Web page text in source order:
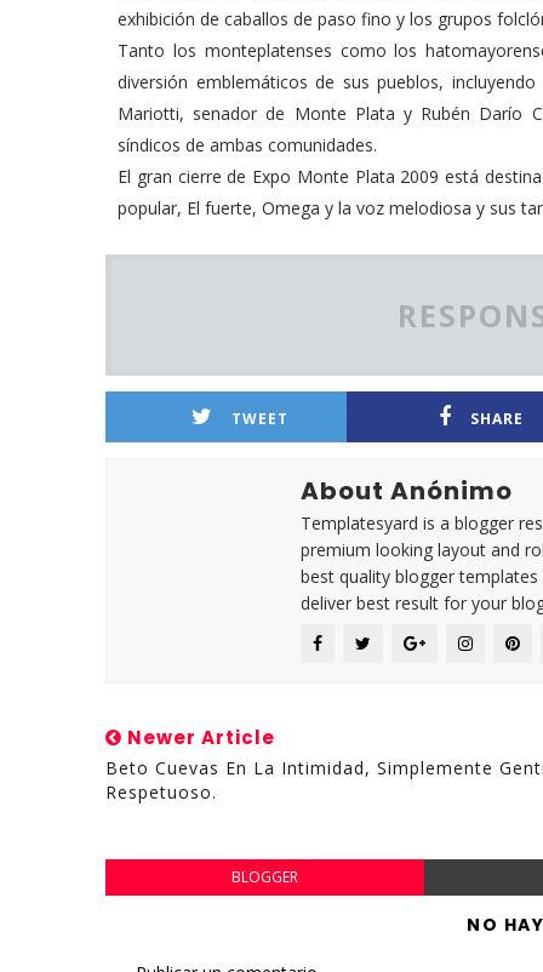
exhibición de caballos de paso fino y los grupos
Tanto los monteplatenses como los
diversión emblemáticos de sus pueblos,
Mariotti, senador de Monte Plata y Rubén Darío
síndicos de ambas comunidades.
El gran cierre de Expo Monte Plata 2009 está
popular, El fuerte, Omega y la voz melodiosa y sus
TWEET SHARE
About Anónimo
Templatesyard is a blogger
premium looking layout and
best quality blogger
deliver best result for your
Newer Article
Beto Cuevas En La Intimidad, Simplemente
Respetuoso.
BLOGGER
NO